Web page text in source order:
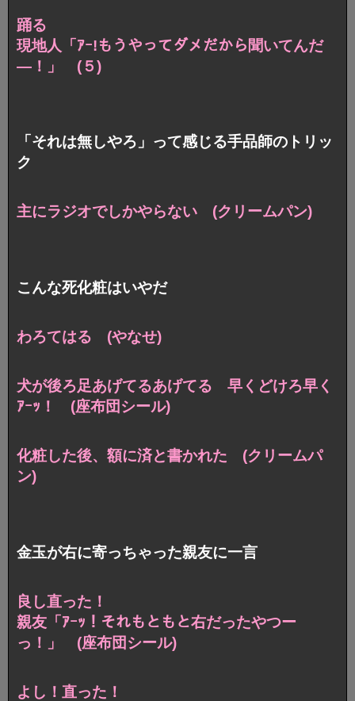
踊る
現地人「ｱｰ!もうやってダメだから聞いてんだ
―！」 (５)
「それは無しやろ」って感じる手品師のトリッ
ク
主にラジオでしかやらない (クリームパン)
こんな死化粧はいやだ
わろてはる (やなせ)
犬が後ろ足あげてるあげてる 早くどけろ早く
ｱｰｯ！ (座布団シール)
化粧した後、額に済と書かれた (クリームパ
ン)
金玉が右に寄っちゃった親友に一言
良し直った！
親友「ｱｰｯ！それもともと右だったやつー
っ！」 (座布団シール)
よし！直った！